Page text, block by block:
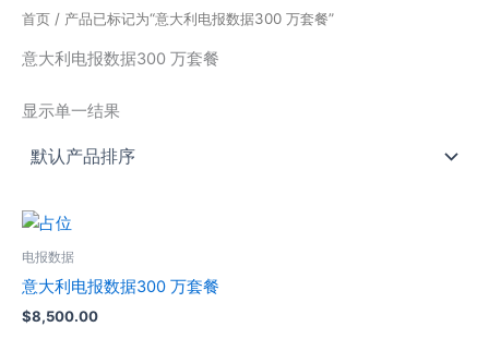
首页 / 产品已标记为“意大利电报数据300 万套餐”
意大利电报数据300 万套餐
显示单一结果
电报数据
意大利电报数据300 万套餐
$8,500.00